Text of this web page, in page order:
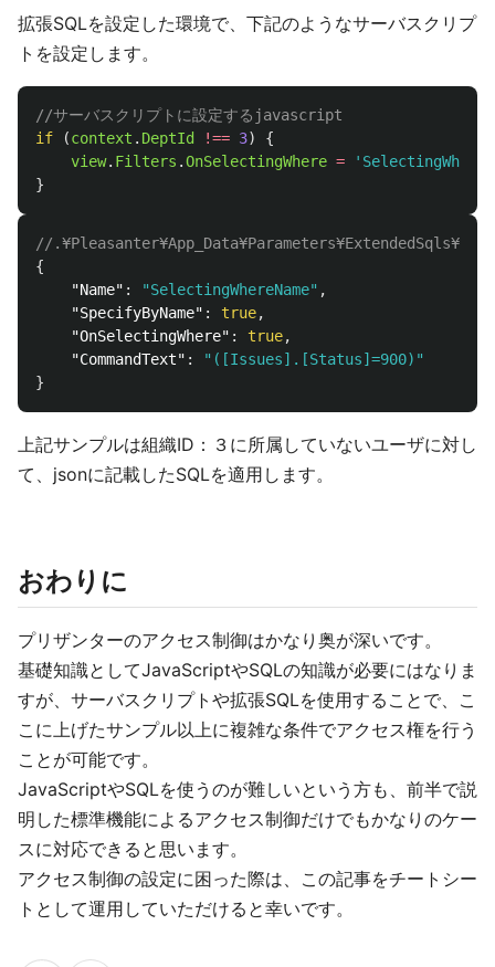
拡張SQLを設定した環境で、下記のようなサーバスクリプ
トを設定します。
//サーバスクリプトに設定するjavascript
if
(context . DeptId !== 3)
{
view. Filters .OnSelectingWhere = '
}
//.¥Pleasanter¥App_Data¥Parameters¥ExtendedSqls¥ 配
{
"Name" : "SelectingWhereName" ,
"SpecifyByName" : true,
"OnSelectingWhere" : true,
"CommandText" :
"([Issues].[Status]=900)"
}
上記サンプルは組織ID：３に所属していないユーザに対し
て、jsonに記載したSQLを適用します。
おわりに
プリザンターのアクセス制御はかなり奥が深いです。
基礎知識としてJavaScriptやSQLの知識が必要にはなりま
すが、サーバスクリプトや拡張SQLを使用することで、こ
こに上げたサンプル以上に複雑な条件でアクセス権を行う
ことが可能です。
JavaScriptやSQLを使うのが難しいという方も、前半で説
明した標準機能によるアクセス制御だけでもかなりのケー
スに対応できると思います。
アクセス制御の設定に困った際は、この記事をチートシー
トとして運用していただけると幸いです。